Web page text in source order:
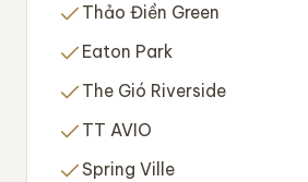
Thảo Điền Green
Eaton Park
The Gió Riverside
TT AVIO
Spring Ville